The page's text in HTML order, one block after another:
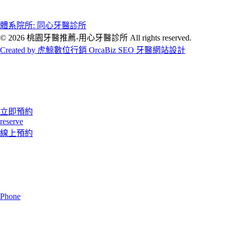
體系院所: 同心牙醫診所
© 2026 桃園牙醫推薦-用心牙醫診所 All rights reserved.
Created by 虎鯨數位行銷 OrcaBiz SEO 牙醫網站設計
立即預約
reserve
線上預約
Phone